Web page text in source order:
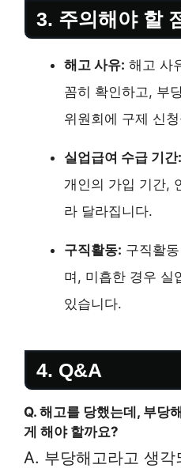
3. 주의해야 할
해고 사유: 해고 사
꼼히 확인하고, 부
위원회에 구제 신
실업급여 수급 기간:
개인의 가입 기간,
라 달라집니다.
구직활동: 구직활
며, 미흡한 경우 실
있습니다.
4. Q&A
Q. 해고를 당했는데, 부당
게 해야 할까요?
A. 부당해고라고 생